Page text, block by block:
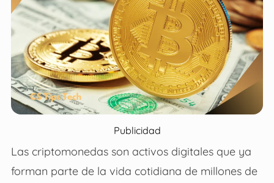
Publicidad
Las criptomonedas son activos digitales que ya
forman parte de la vida cotidiana de millones de